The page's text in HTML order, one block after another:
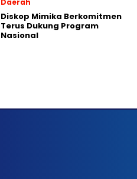
Daerah
Diskop Mimika Berkomitmen
Terus Dukung Program
Nasional